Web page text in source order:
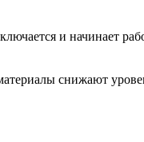
и начинает
снижают